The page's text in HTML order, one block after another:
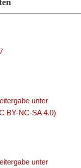
unter
BY-NC-SA 4.0)
unter